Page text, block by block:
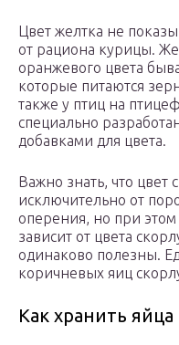
Цвет желтка не
от рациона курицы.
оранжевого цвета
которые питаются
также у птиц на
специально
добавками для цвета.
Важно знать, что цвет
исключительно от
оперения, но при этом
зависит от цвета
одинаково полезны.
коричневых яиц
Как хранить яйца